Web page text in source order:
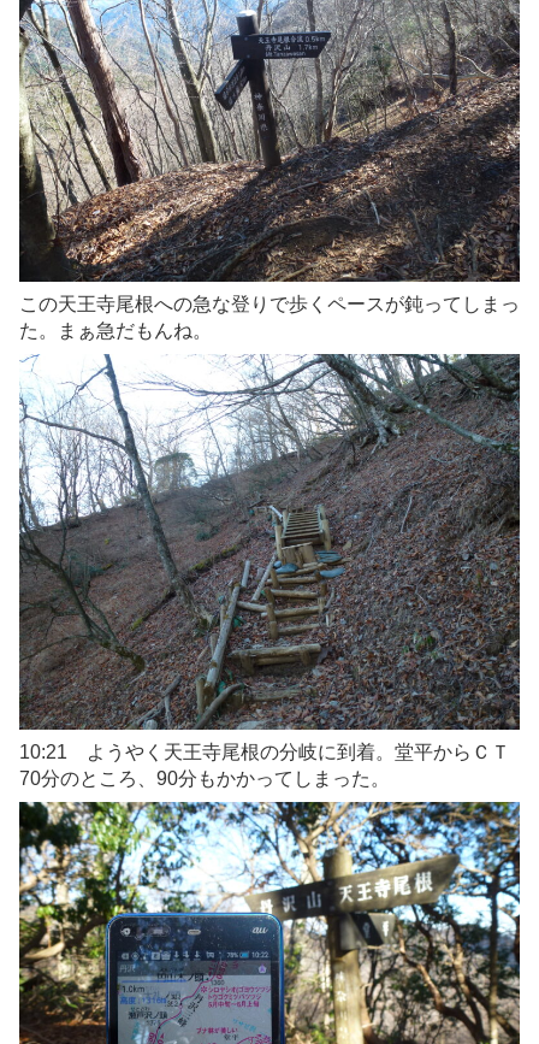
この天王寺尾根への急な登りで歩くペースが鈍ってしまっ
た。まぁ急だもんね。
10:21 ようやく天王寺尾根の分岐に到着。堂平からＣＴ
70分のところ、90分もかかってしまった。